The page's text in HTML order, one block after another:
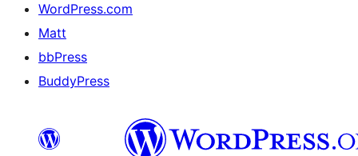
WordPress.com
Matt
bbPress
BuddyPress